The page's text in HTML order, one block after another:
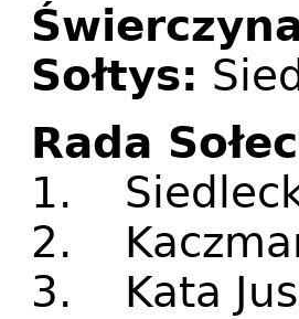
Sołtys:
Rada
1.
2.
3. Kata